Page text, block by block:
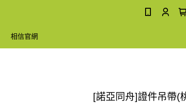
相信官網
[諾亞同舟]證件吊帶(